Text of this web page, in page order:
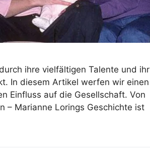
ihre vielfältigen Talente und ihr
In diesem Artikel werfen wir einen
Einfluss auf die Gesellschaft. Von
– Marianne Lorings Geschichte ist